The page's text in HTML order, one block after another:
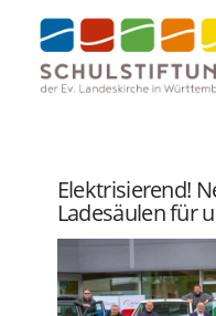
Elektrisierend!
Ladesäulen für